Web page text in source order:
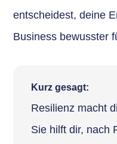
entscheidest, deine
Business bewusster
Kurz gesagt:
Resilienz macht
Sie hilft dir, nach